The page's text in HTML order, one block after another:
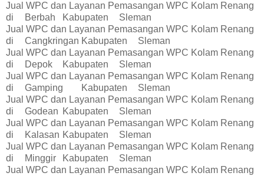
Jual WPC dan Layanan Pemasangan WPC Kolam Renang
di
Berbah Kabupaten
Sleman
Jual WPC dan Layanan Pemasangan WPC Kolam Renang
di
Cangkringan Kabupaten
Sleman
Jual WPC dan Layanan Pemasangan WPC Kolam Renang
di
Depok Kabupaten
Sleman
Jual WPC dan Layanan Pemasangan WPC Kolam Renang
di
Gamping Kabupaten
Sleman
Jual WPC dan Layanan Pemasangan WPC Kolam Renang
di
Godean Kabupaten
Sleman
Jual WPC dan Layanan Pemasangan WPC Kolam Renang
di
Kalasan Kabupaten
Sleman
Jual WPC dan Layanan Pemasangan WPC Kolam Renang
di
Minggir Kabupaten
Sleman
Jual WPC dan Layanan Pemasangan WPC Kolam Renang